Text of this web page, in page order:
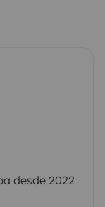
desde 2022